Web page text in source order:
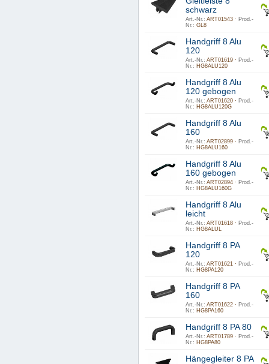
schwarz
Art.-Nr.: ART01543 · Prod.-
Nr.: GL8
Handgriff 8 Alu
120
Art.-Nr.: ART01619 · Prod.-
Nr.: HG8ALU120
Handgriff 8 Alu
120 gebogen
Art.-Nr.: ART01620 · Prod.-
Nr.: HG8ALU120G
Handgriff 8 Alu
160
Art.-Nr.: ART02899 · Prod.-
Nr.: HG8ALU160
Handgriff 8 Alu
160 gebogen
Art.-Nr.: ART02894 · Prod.-
Nr.: HG8ALU160G
Handgriff 8 Alu
leicht
Art.-Nr.: ART01618 · Prod.-
Nr.: HG8ALUL
Handgriff 8 PA
120
Art.-Nr.: ART01621 · Prod.-
Nr.: HG8PA120
Handgriff 8 PA
160
Art.-Nr.: ART01622 · Prod.-
Nr.: HG8PA160
Handgriff 8 PA 80
Art.-Nr.: ART01789 · Prod.-
Nr.: HG8PA80
Hängegleiter 8 PA